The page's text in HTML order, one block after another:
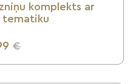
komplekts ar
tematiku
€